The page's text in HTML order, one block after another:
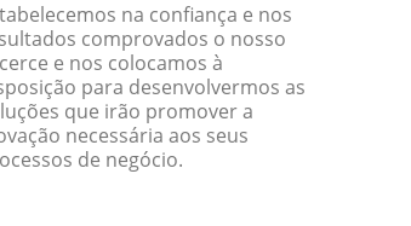
na confiança e nos
comprovados o nosso
e nos colocamos à
para desenvolvermos as
que irão promover a
necessária aos seus
de negócio.